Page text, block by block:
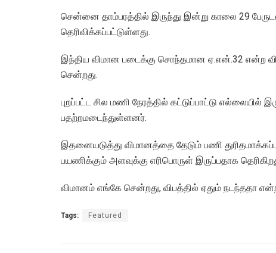
சென்னை தாம்பரத்தில் இருந்து இன்று காலை 29
தெரிவிக்கப்பட்டுள்ளது.
இந்திய விமான படைக்கு சொந்தமான ஏ.என்.32 என்ற
சென்றது.
புறப்பட்ட சில மணி நேரத்தில் கட்டுப்பாட்டு எல்லையில்
பதற்றமடைந்துள்ளனர்.
இதனையடுத்து விமானத்தை தேடும் பணி
பயணிக்கும் அளவுக்கு எரிபொருள் இருப்பதாக
விமானம் எங்கே சென்றது, விபத்தில் ஏதும் நடந்ததா
Tags: Featured